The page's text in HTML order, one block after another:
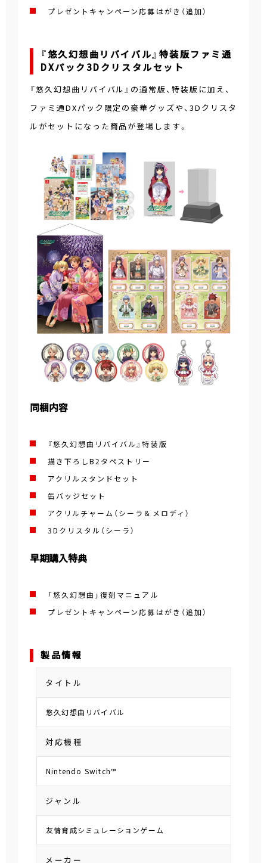
プレゼントキャンペーン応募はがき（追加）
『悠久幻想曲リバイバル』特装版ファミ通
DXパック3Dクリスタルセット
『悠久幻想曲リバイバル』の通常版、特装版に加え、
ファミ通DXパック限定の豪華グッズや、3Dクリスタ
ルがセットになった商品が登場します。
同梱内容
『悠久幻想曲リバイバル』特装版
描き下ろしB2タペストリー
アクリルスタンドセット
缶バッジセット
アクリルチャーム（シーラ＆メロディ）
3Dクリスタル（シーラ）
早期購入特典
「悠久幻想曲」復刻マニュアル
プレゼントキャンペーン応募はがき（追加）
製品情報
タイトル
悠久幻想曲リバイバル
対応機種
Nintendo Switch™
ジャンル
友情育成シミュレーションゲーム
メーカー